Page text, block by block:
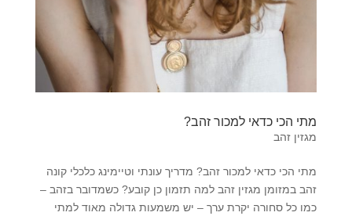
מתי הכי כדאי למכור זהב?
מגזין זהב
מתי הכי כדאי למכור זהב? מדריך עונתי וטיימינג כלכלי קונה
זהב במזומן מגזין זהב למה תזמון כן קובע? כשמדובר בזהב –
כמו כל סחורה יקרת ערך – יש משמעות גדולה מאוד למתי